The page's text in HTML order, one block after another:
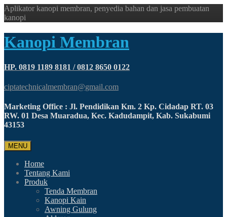
Aplikator kanopi membran, penyedia bahan dan jasa pembuatan
kanopi
Kanopi Membran
HP. 0819 1189 8181 / 0812 8650 0122
ciptatechnicalmembran@gmail.com
Marketing Office : Jl. Pendidikan Km. 2 Kp. Cidadap RT. 03
RW. 01 Desa Muaradua, Kec. Kadudampit, Kab. Sukabumi
43153
MENU
Home
Tentang Kami
Produk
Tenda Membran
Kanopi Kain
Awning Gulung